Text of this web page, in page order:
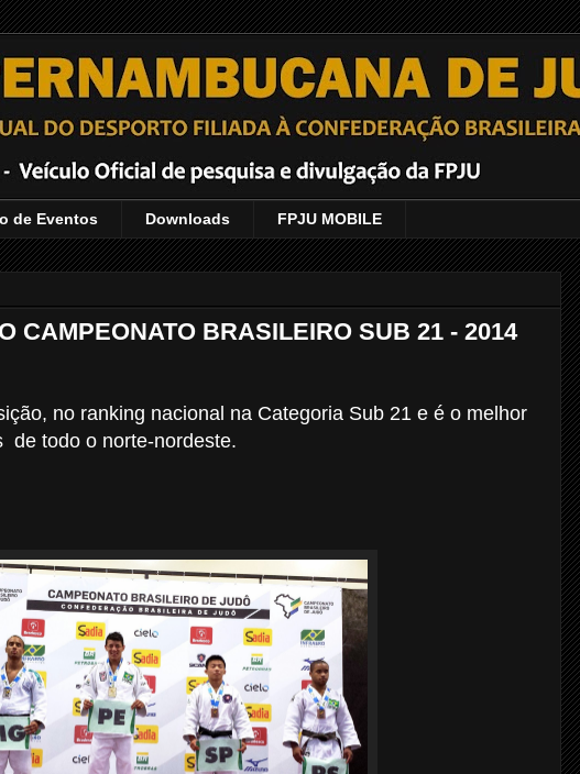
de Eventos Downloads FPJU MOBILE
CAMPEONATO BRASILEIRO SUB 21 - 2014
no ranking nacional na Categoria Sub 21 e é o melhor
todo o norte-nordeste.